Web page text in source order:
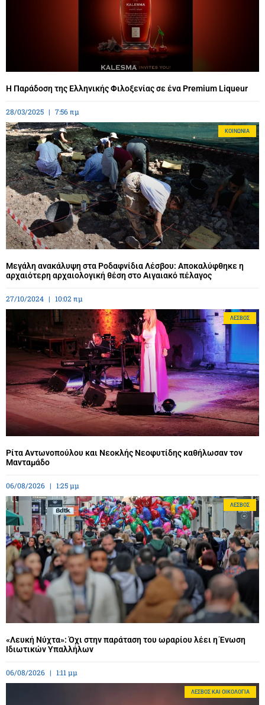
Η Παράδοση της Ελληνικής Φιλοξενίας σε ένα Premium Liqueur
28/03/2025 7:56 πμ
ΚΟΙΝΩΝΊΑ
Μεγάλη ανακάλυψη στα Ροδαφνίδια Λέσβου: Αποκαλύφθηκε η
αρχαιότερη αρχαιολογική θέση στο Αιγαιακό πέλαγος
27/10/2024 10:02 πμ
ΛΈΣΒΟΣ
Ρίτα Αντωνοπούλου και Νεοκλής Νεοφυτίδης καθήλωσαν τον
Μανταμάδο
06/08/2026 1:25 μμ
ΛΈΣΒΟΣ
«Λευκή Νύχτα»: Όχι στην παράταση του ωραρίου λέει η Ένωση
Ιδιωτικών Υπαλλήλων
06/08/2026 1:11 μμ
ΛΈΣΒΟΣ ΚΑΙ ΟΙΚΟΛΟΓΊΑ